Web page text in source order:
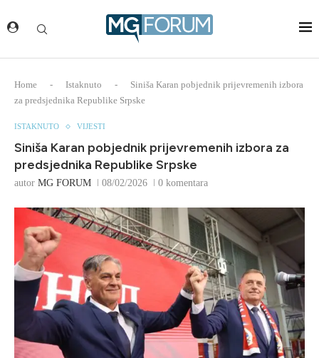
Home - Istaknuto -
Siniša Karan pobjednik prijevremenih izbora
za predsjednika Republike Srpske
ISTAKNUTO VIJESTI
Siniša Karan pobjednik prijevremenih izbora za
predsjednika Republike Srpske
autor MG FORUM 08/02/2026 0 komentara